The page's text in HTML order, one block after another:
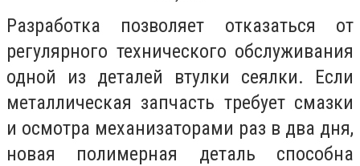
Разработка позволяет отказаться от
регулярного технического обслуживания
одной из деталей втулки сеялки. Если
металлическая запчасть требует смазки
и осмотра механизаторами раз в два дня,
новая полимерная деталь способна